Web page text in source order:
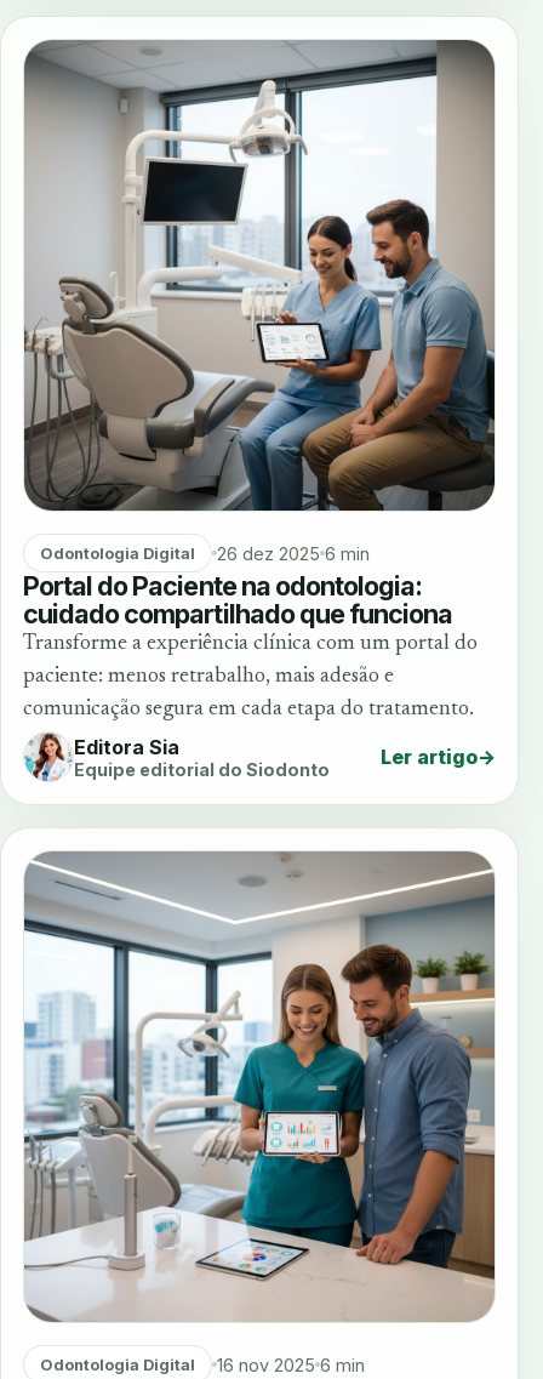
Odontologia Digital 26 dez 2025 6 min
Portal do Paciente na odontologia:
cuidado compartilhado que funciona
Transforme a experiência clínica com um portal do
paciente: menos retrabalho, mais adesão e
comunicação segura em cada etapa do tratamento.
Editora Sia
Equipe editorial do Siodonto Ler artigo→
Odontologia Digital 16 nov 2025 6 min